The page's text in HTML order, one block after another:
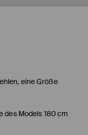
eine Größe
des Models 180 cm